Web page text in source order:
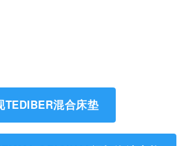
TEDIBER混合床垫